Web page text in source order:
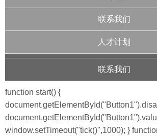
联系我们
人才计划
联系我们
function start() {
window.setTimeout("tick()",1000); }